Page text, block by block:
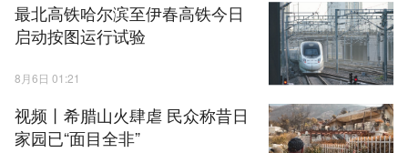
最北高铁哈尔滨至伊春高铁今日
启动按图运行试验
8月6日 01:21
视频丨希腊山火肆虐 民众称昔日
家园已“面目全非”